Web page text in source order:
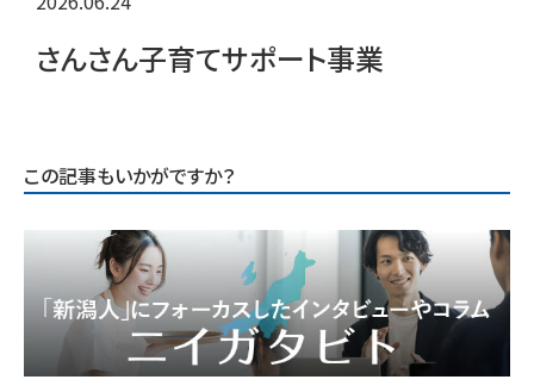
さんさん子育てサポート事業
この記事もいかがですか？